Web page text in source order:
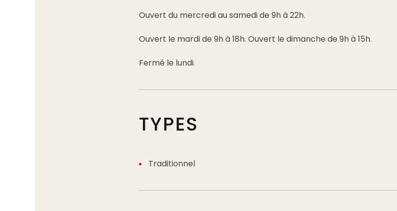
Ouvert du mercredi au samedi de 9h à 22h.
Ouvert le mardi de 9h à 18h. Ouvert le dimanche de 9h à 15h.
Fermé le lundi.
TYPES
Traditionnel